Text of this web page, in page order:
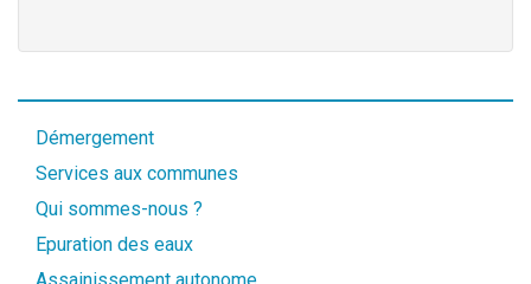
Démergement
Services aux communes
Qui sommes-nous ?
Epuration des eaux